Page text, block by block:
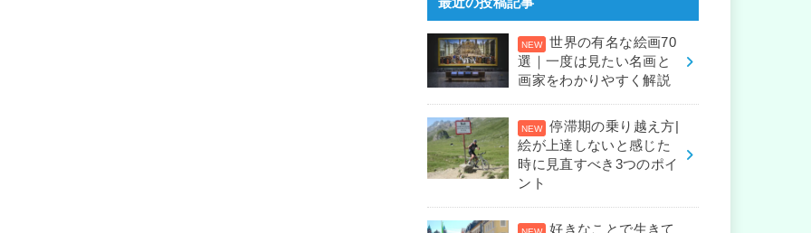
世界の有名な絵画70
選｜一度は見たい名画と
画家をわかりやすく解説
停滞期の乗り越え方|
絵が上達しないと感じた
時に見直すべき3つのポイ
ント
好きなことで生きて